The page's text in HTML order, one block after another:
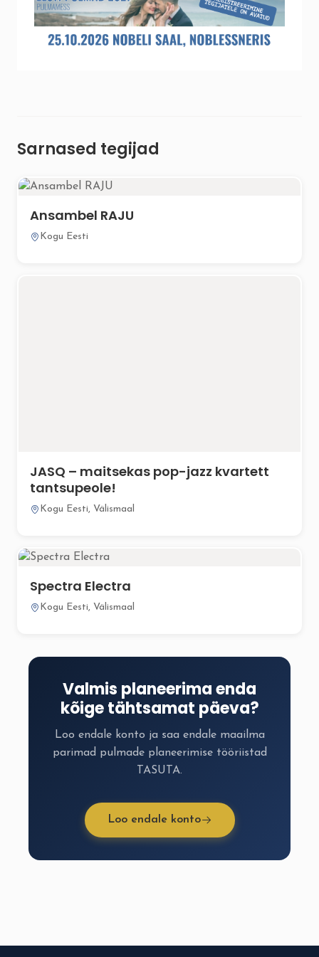
Sarnased tegijad
Ansambel RAJU
Kogu Eesti
JASQ – maitsekas pop-jazz kvartett
tantsupeole!
Kogu Eesti, Välismaal
Spectra Electra
Kogu Eesti, Välismaal
Valmis planeerima enda
kõige tähtsamat päeva?
Loo endale konto ja saa endale maailma
parimad pulmade planeerimise tööriistad
TASUTA.
Loo endale konto